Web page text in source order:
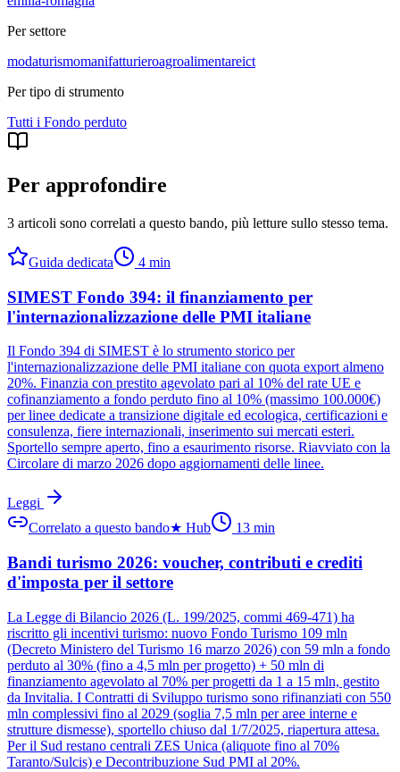
Per settore
modaturismomanifatturieroagroalimentareict
Per tipo di strumento
Tutti i Fondo perduto
Per approfondire
3 articoli sono correlati a questo bando, più letture sullo stesso tema.
Guida dedicata 4 min
SIMEST Fondo 394: il finanziamento per
l'internazionalizzazione delle PMI italiane
Il Fondo 394 di SIMEST è lo strumento storico per
l'internazionalizzazione delle PMI italiane con quota export almeno
20%. Finanzia con prestito agevolato pari al 10% del rate UE e
cofinanziamento a fondo perduto fino al 10% (massimo 100.000€)
per linee dedicate a transizione digitale ed ecologica, certificazioni e
consulenza, fiere internazionali, inserimento sui mercati esteri.
Sportello sempre aperto, fino a esaurimento risorse. Riavviato con la
Circolare di marzo 2026 dopo aggiornamenti delle linee.
Leggi
Correlato a questo bando★ Hub 13 min
Bandi turismo 2026: voucher, contributi e crediti
d'imposta per il settore
La Legge di Bilancio 2026 (L. 199/2025, commi 469-471) ha
riscritto gli incentivi turismo: nuovo Fondo Turismo 109 mln
(Decreto Ministero del Turismo 16 marzo 2026) con 59 mln a fondo
perduto al 30% (fino a 4,5 mln per progetto) + 50 mln di
finanziamento agevolato al 70% per progetti da 1 a 15 mln, gestito
da Invitalia. I Contratti di Sviluppo turismo sono rifinanziati con 550
mln complessivi fino al 2029 (soglia 7,5 mln per aree interne e
strutture dismesse), sportello chiuso dal 1/7/2025, riapertura attesa.
Per il Sud restano centrali ZES Unica (aliquote fino al 70%
Taranto/Sulcis) e Decontribuzione Sud PMI al 20%.